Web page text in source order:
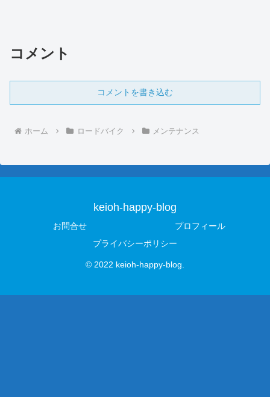
コメント
コメントを書き込む
ホーム ロードバイク メンテナンス
keioh-happy-blog
お問合せ
プロフィール
プライバシーポリシー
© 2022 keioh-happy-blog.